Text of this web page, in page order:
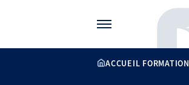
ACCUEIL FORMATION